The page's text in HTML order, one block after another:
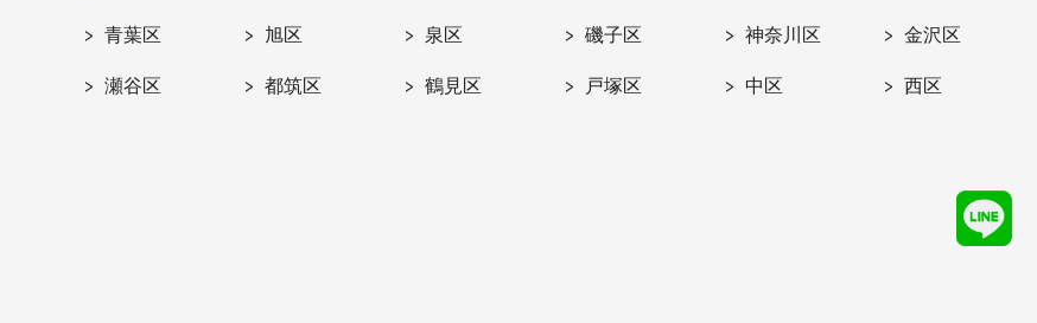
青葉区 旭区 泉区 磯子区 神奈川区 金沢区
瀬谷区 都筑区 鶴見区 戸塚区 中区 西区